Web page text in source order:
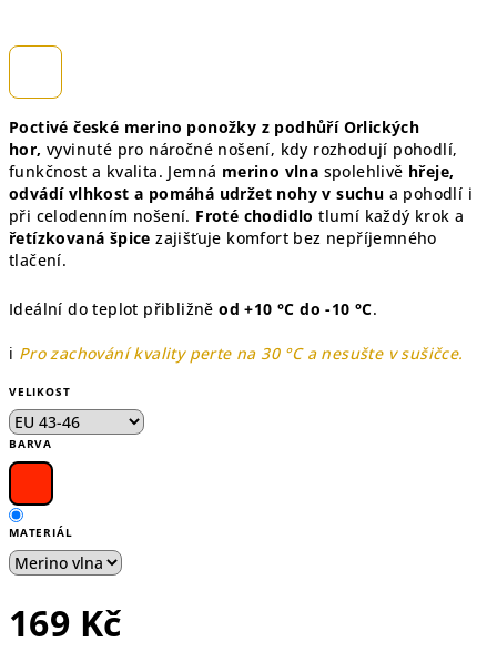
Poctivé české merino ponožky z podhůří Orlických
hor, vyvinuté pro náročné nošení, kdy rozhodují pohodlí,
funkčnost a kvalita. Jemná merino vlna spolehlivě hřeje,
odvádí vlhkost a pomáhá udržet nohy v suchu a pohodlí i
při celodenním nošení. Froté chodidlo tlumí každý krok a
řetízkovaná špice zajišťuje komfort bez nepříjemného
tlačení.
Ideální do teplot přibližněod +10 °C do -10 °C.
ℹ️ Pro zachování kvality perte na 30 °C a nesušte v sušičce.
VELIKOST
BARVA
MATERIÁL
169 Kč